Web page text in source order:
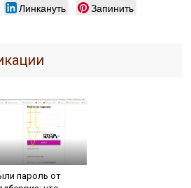
Линкануть Запинить
пароль от